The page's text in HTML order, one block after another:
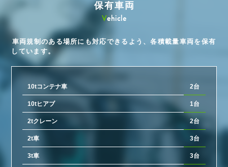
保有車両
Vehicle
車両規制のある場所にも対応できるよう、各積載量車両を保有
しています。
10tコンテナ車 2台
10tヒアブ 1台
2tクレーン 2台
2t車 3台
3t車 3台